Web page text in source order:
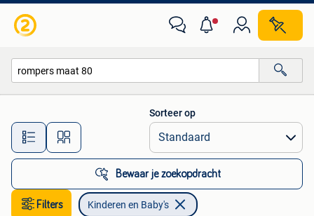
Alle afstanden…
Sorteer op
Bewaar je zoekopdracht
Filters Kinderen en Baby's